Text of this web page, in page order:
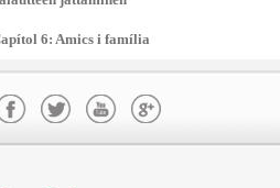
6: Amics i família